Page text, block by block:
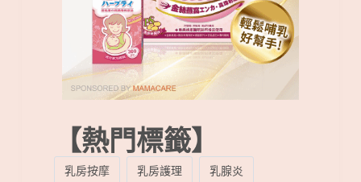
【熱門標籤】
乳房按摩 乳房護理
乳腺炎